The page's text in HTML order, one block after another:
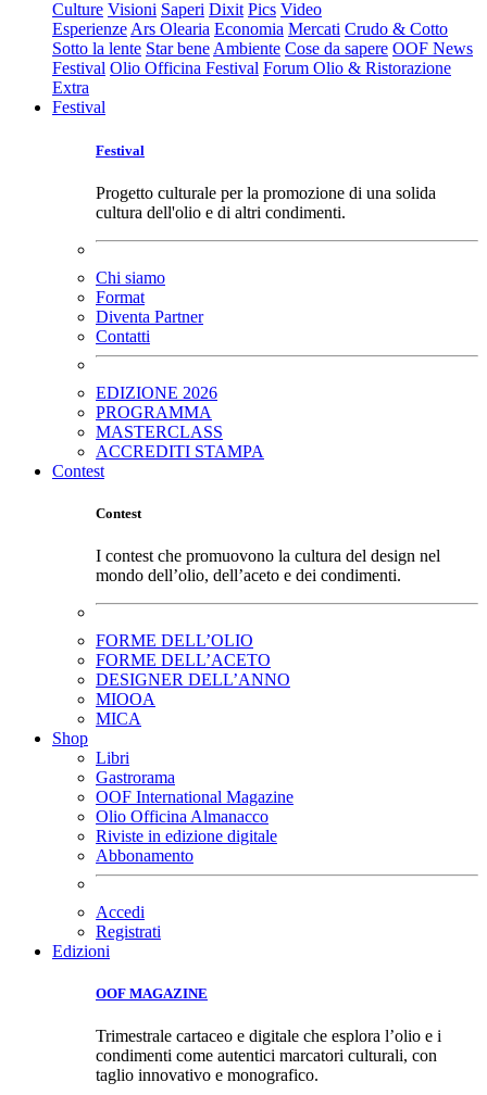
Culture Visioni Saperi Dixit Pics Video
Esperienze Ars Olearia Economia Mercati Crudo & Cotto
Sotto la lente Star bene Ambiente Cose da sapere OOF News
Festival Olio Officina Festival Forum Olio & Ristorazione
Extra
Festival
Festival
Progetto culturale per la promozione di una solida
cultura dell'olio e di altri condimenti.
Chi siamo
Format
Diventa Partner
Contatti
EDIZIONE 2026
PROGRAMMA
MASTERCLASS
ACCREDITI STAMPA
Contest
Contest
I contest che promuovono la cultura del design nel
mondo dell’olio, dell’aceto e dei condimenti.
FORME DELL’OLIO
FORME DELL’ACETO
DESIGNER DELL’ANNO
MIOOA
MICA
Shop
Libri
Gastrorama
OOF International Magazine
Olio Officina Almanacco
Riviste in edizione digitale
Abbonamento
Accedi
Registrati
Edizioni
OOF MAGAZINE
Trimestrale cartaceo e digitale che esplora l’olio e i
condimenti come autentici marcatori culturali, con
taglio innovativo e monografico.